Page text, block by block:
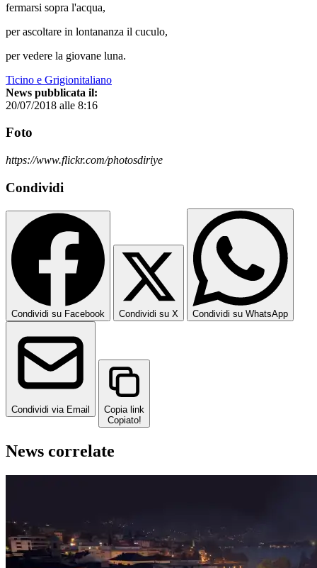
fermarsi sopra l'acqua,
per ascoltare in lontananza il cuculo,
per vedere la giovane luna.
Ticino e Grigionitaliano
News pubblicata il:
20/07/2018 alle 8:16
Foto
https://www.flickr.com/photosdiriye
Condividi
Condividi su Facebook Condividi su X Condividi su WhatsApp
Condividi via Email
Copia link
Copiato!
News correlate